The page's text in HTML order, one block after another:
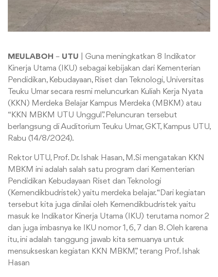
MEULABOH – UTU | Guna meningkatkan 8 Indikator
Kinerja Utama (IKU) sebagai kebijakan dari Kementerian
Pendidikan, Kebudayaan, Riset dan Teknologi, Universitas
Teuku Umar secara resmi meluncurkan Kuliah Kerja Nyata
(KKN) Merdeka Belajar Kampus Merdeka (MBKM) atau
“KKN MBKM UTU Unggul”. Peluncuran tersebut
berlangsung di Auditorium Teuku Umar, GKT, Kampus UTU,
Rabu (14/8/2024).
Rektor UTU, Prof. Dr. Ishak Hasan, M.Si mengatakan KKN
MBKM ini adalah salah satu program dari Kementerian
Pendidikan Kebudayaan Riset dan Teknologi
(Kemendikbudristek) yaitu merdeka belajar. “Dari kegiatan
tersebut kita juga dinilai oleh Kemendikbudristek yaitu
masuk ke Indikator Kinerja Utama (IKU) terutama nomor 2
dan juga imbasnya ke IKU nomor 1, 6, 7 dan 8. Oleh karena
itu, ini adalah tanggung jawab kita semuanya untuk
mensukseskan kegiatan KKN MBKM,” terang Prof. Ishak
Hasan